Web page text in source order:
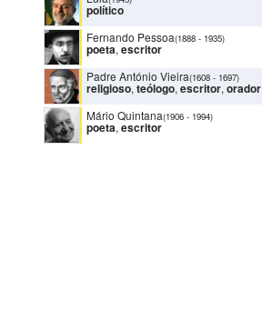
político
Fernando Pessoa(1888 - 1935)
poeta, escritor
Padre António Vieira(1608 - 1697)
religioso, teólogo, escritor, orador
Mário Quintana(1906 - 1994)
poeta, escritor